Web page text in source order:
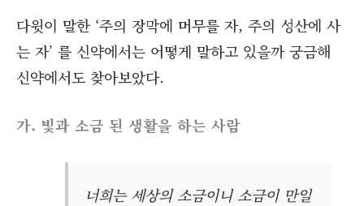
다윗이 말한 ‘주의 장막에 머무를 자, 주의 성산에 사
는 자’ 를 신약에서는 어떻게 말하고 있을까 궁금해
신약에서도 찾아보았다.
가. 빛과 소금 된 생활을 하는 사람
너희는 세상의 소금이니 소금이 만일